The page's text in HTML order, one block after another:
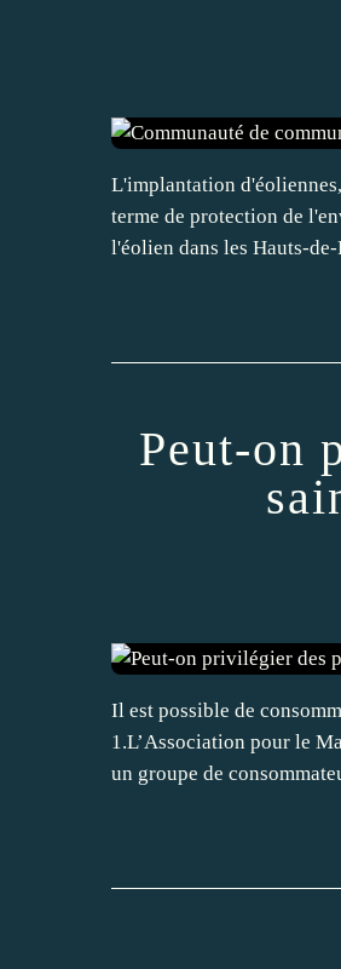
L'implantation
terme de protection de
l'éolien dans les Hauts-de-
Peut-on
Il est possible de
1.L’Association pour le
un groupe de